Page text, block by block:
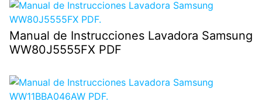
Manual de Instrucciones Lavadora Samsung
WW80J5555FX PDF